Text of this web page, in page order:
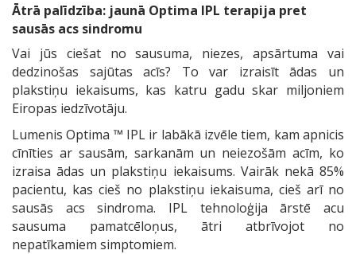
Ātrā palīdzība: jaunā Optima IPL terapija pret
sausās acs sindromu
Vai jūs ciešat no sausuma, niezes, apsārtuma vai
dedzinošas sajūtas acīs? To var izraisīt ādas un
plakstiņu iekaisums, kas katru gadu skar miljoniem
Eiropas iedzīvotāju.
Lumenis Optima ™ IPL ir labākā izvēle tiem, kam apnicis
cīnīties ar sausām, sarkanām un neiezošām acīm, ko
izraisa ādas un plakstiņu iekaisums. Vairāk nekā 85%
pacientu, kas cieš no plakstiņu iekaisuma, cieš arī no
sausās acs sindroma. IPL tehnoloģija ārstē acu
sausuma pamatcēloņus, ātri atbrīvojot no
nepatīkamiem simptomiem.